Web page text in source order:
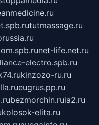
tutmassage.ru
net-life.net.ru
electro.spb.ru
kinzozo-ru.ru
eugrus.pp.ru
bezmorchin.ruia2.ru
kolosok-elita.ru